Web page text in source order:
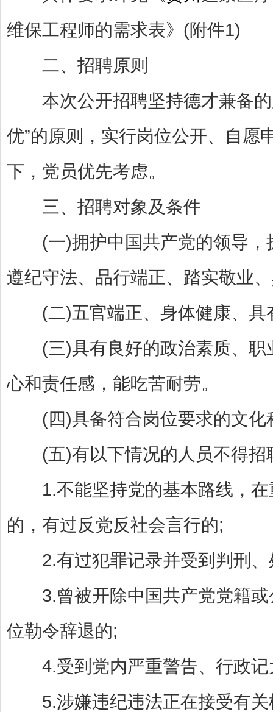
维保工程师的需求表》(附件1)
二、招聘原则
本次公开招聘坚持德才兼备的
优”的原则，实行岗位公开、自愿
下，党员优先考虑。
三、招聘对象及条件
(一)拥护中国共产党的领导，
遵纪守法、品行端正、踏实敬业
(二)五官端正、身体健康、具
(三)具有良好的政治素质、职
心和责任感，能吃苦耐劳。
(四)具备符合岗位要求的文化
(五)有以下情况的人员不得招
1.不能坚持党的基本路线，在
的，有过反党反社会言行的;
2.有过犯罪记录并受到判刑、
3.曾被开除中国共产党党籍或
位勒令辞退的;
4.受到党内严重警告、行政记
5.涉嫌违纪违法正在接受有关